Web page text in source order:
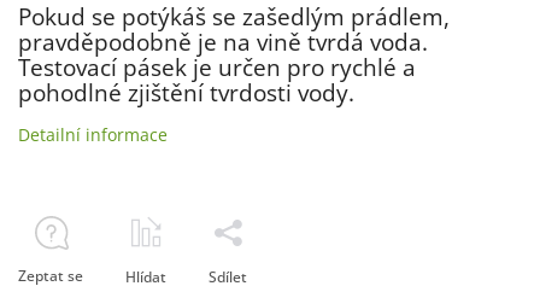
Pokud se potýkáš se zašedlým prádlem,
pravděpodobně je na vině tvrdá voda.
Testovací pásek je určen pro rychlé a
pohodlné zjištění tvrdosti vody.
Detailní informace
Zeptat se Hlídat Sdílet